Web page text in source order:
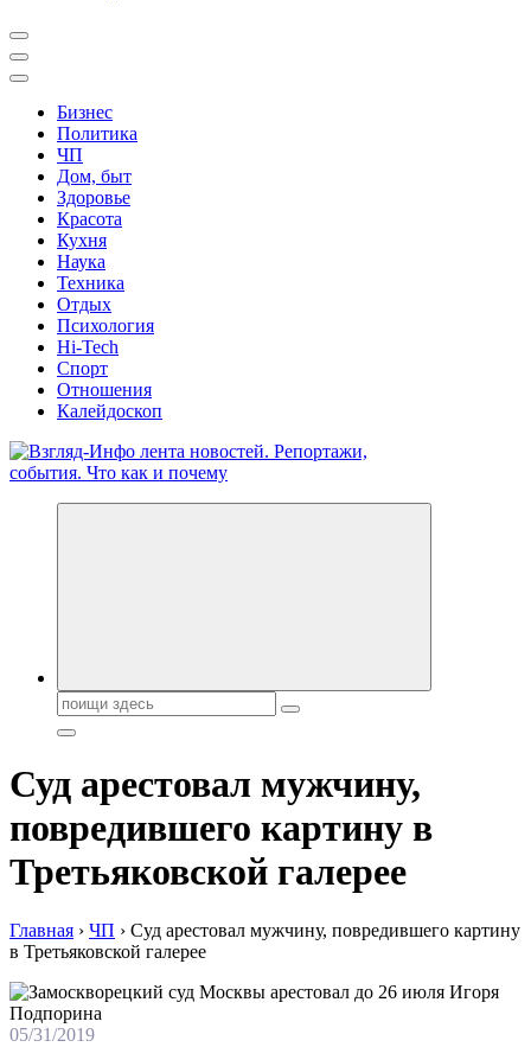
Бизнес
Политика
ЧП
Дом, быт
Здоровье
Красота
Кухня
Наука
Техника
Отдых
Психология
Hi-Tech
Спорт
Отношения
Калейдоскоп
Обо всем и обо всех, что зачем и почему. Новости политики,
Поиск:
Суд арестовал мужчину,
повредившего картину в
Третьяковской галерее
Главная › ЧП › Суд арестовал мужчину, повредившего картину
в Третьяковской галерее
05/31/2019